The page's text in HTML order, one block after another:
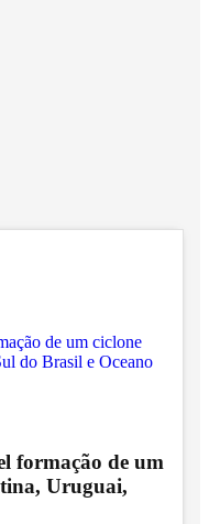
formação de um
Uruguai,